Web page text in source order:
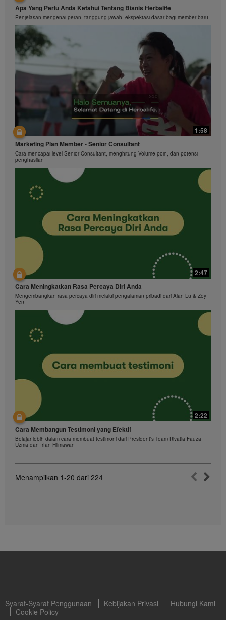
Apa Yang Perlu Anda Ketahui Tentang Bisnis Herbalife
Penjelasan mengenai peran, tanggung jawab, ekspektasi dasar bagi member baru
1:58
Marketing Plan Member - Senior Consultant
Cara mencapai level Senior Consultant, menghitung Volume poin, dan potensi
penghasilan
2:47
Cara Meningkatkan Rasa Percaya Diri Anda
Mengembangkan rasa percaya diri melalui pengalaman pribadi dari Alan Lu & Zoy
Yen
2:22
Cara Membangun Testimoni yang Efektif
Belajar lebih dalam cara membuat testimoni dari President's Team Rivatia Fauza
Uzma dan Irfan Hilmawan
Menampilkan 1-20 dari 224
Syarat-Syarat Penggunaan Kebijakan Privasi
Hubungi Kami
Cookie Policy